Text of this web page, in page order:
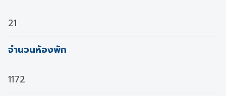
21
จำนวนห้องพัก
1172